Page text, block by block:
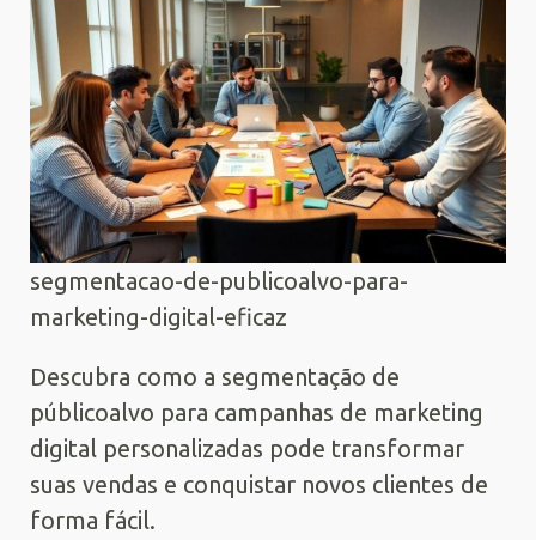
segmentacao-de-publicoalvo-para-
marketing-digital-eficaz
Descubra como a segmentação de
públicoalvo para campanhas de marketing
digital personalizadas pode transformar
suas vendas e conquistar novos clientes de
forma fácil.